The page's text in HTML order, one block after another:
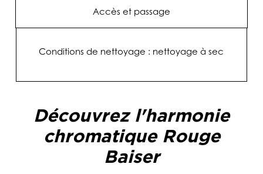
Accès et passage
Conditions de nettoyage : nettoyage à sec
Découvrez l'harmonie
chromatique Rouge
Baiser